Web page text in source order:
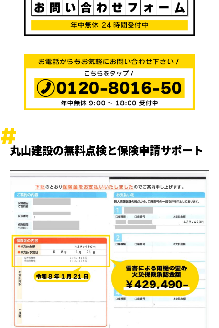
丸山建設の無料点検と保険申請サポート